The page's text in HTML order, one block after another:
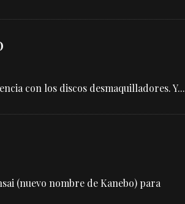
con los discos desmaquilladores. Y...
(nuevo nombre de Kanebo) para